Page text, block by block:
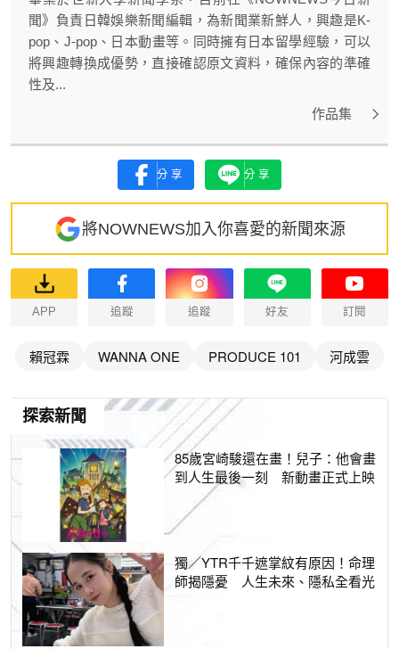
聞》負責日韓娛樂新聞編輯，為新聞業新鮮人，興趣是K-
pop、J-pop、日本動畫等。同時擁有日本留學經驗，可以
將興趣轉換成優勢，直接確認原文資料，確保內容的準確
性及...
作品集
分享 分享
將NOWNEWS加入你喜愛的新聞來源
APP 追蹤 追蹤 好友 訂閱
賴冠霖 WANNA ONE PRODUCE 101 河成雲
探索新聞
85歲宮崎駿還在畫！兒子：他會畫
到人生最後一刻 新動畫正式上映
獨／YTR千千遮掌紋有原因！命理
師揭隱憂 人生未來、隱私全看光